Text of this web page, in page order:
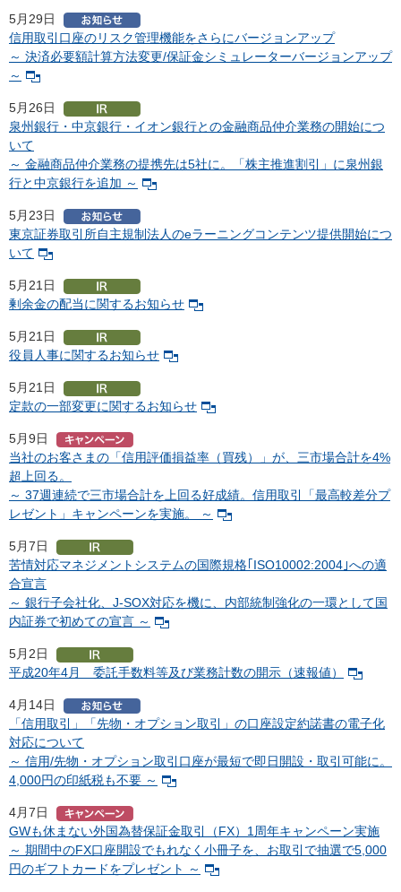
5月29日
信用取引口座のリスク管理機能をさらにバージョンアップ
～ 決済必要額計算方法変更/保証金シミュレーターバージョンアップ
～
5月26日
泉州銀行・中京銀行・イオン銀行との金融商品仲介業務の開始につ
いて
～ 金融商品仲介業務の提携先は5社に。「株主推進割引」に泉州銀
行と中京銀行を追加 ～
5月23日
東京証券取引所自主規制法人のeラーニングコンテンツ提供開始につ
いて
5月21日
剰余金の配当に関するお知らせ
5月21日
役員人事に関するお知らせ
5月21日
定款の一部変更に関するお知らせ
5月9日
当社のお客さまの「信用評価損益率（買残）」が、三市場合計を4%
超上回る。
～ 37週連続で三市場合計を上回る好成績。信用取引「最高較差分プ
レゼント」キャンペーンを実施。 ～
5月7日
苦情対応マネジメントシステムの国際規格｢ISO10002:2004｣への適
合宣言
～ 銀行子会社化、J-SOX対応を機に、内部統制強化の一環として国
内証券で初めての宣言 ～
5月2日
平成20年4月 委託手数料等及び業務計数の開示（速報値）
4月14日
「信用取引」「先物・オプション取引」の口座設定約諾書の電子化
対応について
～ 信用/先物・オプション取引口座が最短で即日開設・取引可能に。
4,000円の印紙税も不要 ～
4月7日
GWも休まない外国為替保証金取引（FX）1周年キャンペーン実施
～ 期間中のFX口座開設でもれなく小冊子を、お取引で抽選で5,000
円のギフトカードをプレゼント ～